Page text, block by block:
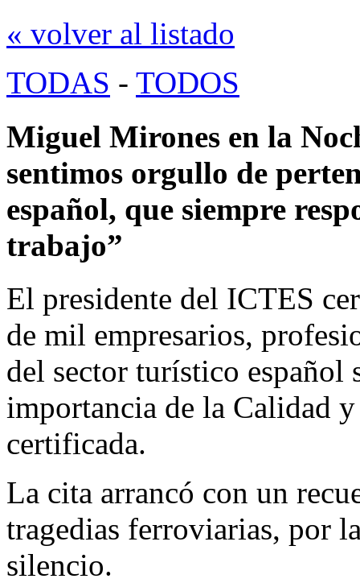
« volver al listado
TODAS - TODOS
Miguel Mirones en la
sentimos orgullo de
español, que siempre
trabajo”
El presidente del ICTES
de mil empresarios,
del sector turístico
importancia de la Calidad
certificada.
La cita arrancó con un
tragedias ferroviarias, por
silencio.